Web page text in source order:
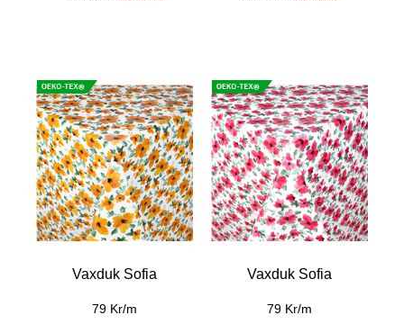
Vaxduk Sofia
79 Kr/m
Vaxduk Sofia
79 Kr/m